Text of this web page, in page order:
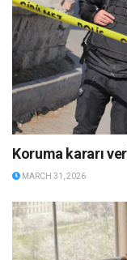
Koruma kararı
MARCH 31, 2026